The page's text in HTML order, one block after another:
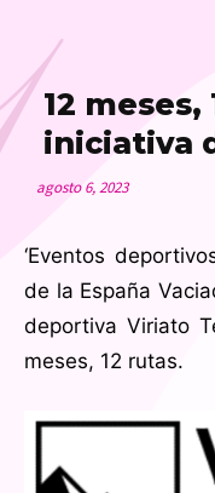
12 meses,
iniciativa
agosto 6, 2023
‘Eventos
de la España
deportiva Viriato
meses, 12 rutas.